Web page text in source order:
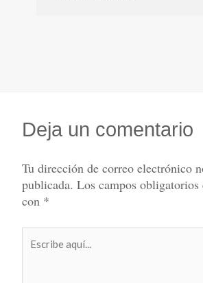
Deja un comentario
Tu dirección de correo electrónico
publicada. Los campos obligatorios
con *
aquí...